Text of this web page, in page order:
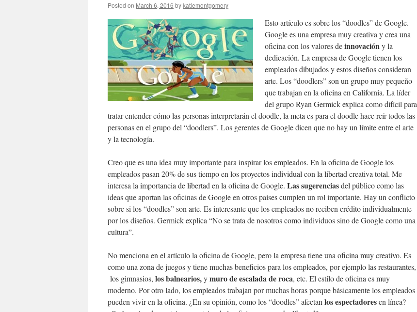
Posted on March 6, 2016 bykatiemontgomery
Esto artículoes sobre los “doodles” de Google.
Google es una empresa muy creativa y crea una
oficina con los valores deinnovacióny la
dedicación. La empresa de Google tienen los
empleados dibujados y estos diseños consideran
arte. Los “doodlers” son un grupo muy pequeño
que trabajan en la oficina en California. La líder
del grupo Ryan Germick explica como difícil para
tratar entender cómo las personas interpretarán el doodle, la meta es para el doodle hace reír todos las
personas en el grupo del “doodlers”. Los gerentes de Google dicen que no hay un límite entre el arte
y la tecnología.
Creo que es una idea muy importante para inspirar los empleados. En la oficina de Google los
empleados pasan 20% de sus tiempo en los proyectos individual con la libertad creativa total. Me
interesa la importancia de libertad en la oficina de Google. Las sugerenciasdel público como las
ideas que aportan las oficinas de Google en otros países cumplen un rol importante. Hay un conflicto
sobre si los “doodles” son arte. Es interesante que los empleados no reciben crédito individualmente
por los diseños. Germick explica “No se trata de nosotros como individuos sino de Google como una
cultura”.
No menciona en el artículo la oficina de Google, pero la empresa tiene una oficina muy creativo. Es
como una zona de juegos y tiene muchas beneficios para los empleados, por ejemplo las restaurantes,
los gimnasios, los balnearios,ymuro de escalada de roca, etc. El estilo de oficina es muy
moderno. Por otro lado, los empleados trabajan por muchas horas porque básicamente los empleados
pueden vivir en la oficina. ¿En su opinión, como los “doodles” afectan los espectadoresen línea?